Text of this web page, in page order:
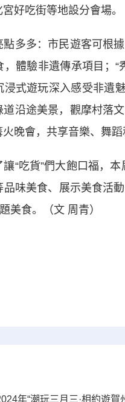
好吃街等地設分會場。
多：市民遊客可根據
，體驗非遺傳承項目；
式遊玩深入感受非遺
沿途美景，觀摩村落
晚會，共享音樂、舞蹈
吃貨”們大飽口福，本
品味美食、展示美食活
美食。（文 周青）
年“潮玩三月三·相約遊